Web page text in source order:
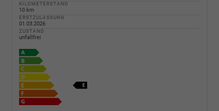
KILOMETERSTAND
10 km
ERSTZULASSUNG
01.03.2026
ZUSTAND
unfallfrei